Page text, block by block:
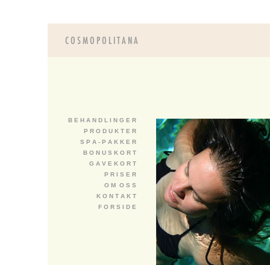
B E H A N D L I N G E R
P R O D U K T E R
S P A - P A K K E R
B O N U S K O R T
G A V E K O R T
P R I S E R
O M O S S
K O N T A K T
F O R S I D E